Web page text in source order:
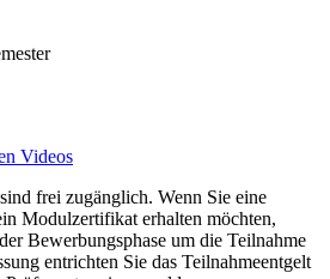
Videos
frei zugänglich. Wenn Sie eine
Modulzertifikat erhalten möchten,
Bewerbungsphase um die Teilnahme
entrichten Sie das Teilnahmeentgelt